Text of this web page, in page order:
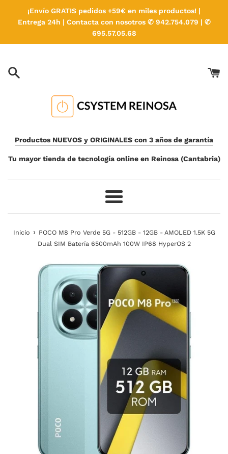
directamente
¡Envío GRATIS pedidos +59€ en miles productos! |
Entrega 24h | Contacta con nosotros ✆ 942.754.079 | ✆
695.57.05.68
Productos NUEVOS y ORIGINALES con 3 años de garantía
Tu mayor tienda de tecnología online en Reinosa (Cantabria)
Más
Inicio › POCO M8 Pro Verde 5G - 512GB - 12GB - AMOLED 1.5K 5G
Dual SIM Batería 6500mAh 100W IP68 HyperOS 2